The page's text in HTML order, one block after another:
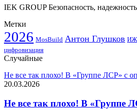
IEK GROUP Безопасность,
Метки
2026 MosBuild Антон Глушков
цифровизация
Случайные
Не все так плохо! В «Группе ЛСР» с
20.03.2026
Не все так плохо! В «Группе